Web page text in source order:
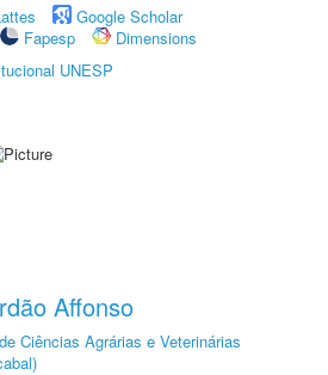
Google Scholar
Fapesp
Dimensions
UNESP
Affonso
Ciências Agrárias e Veterinárias